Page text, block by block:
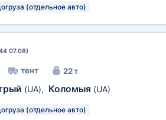
(отдельное авто)
07.08)
тент 22 т
(UA), Коломыя (UA)
(отдельное авто)